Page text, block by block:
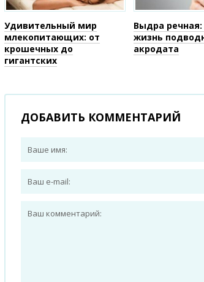
Удивительный мир
млекопитающих: от
крошечных до
гигантских
Выдра речная:
жизнь
акродата
ДОБАВИТЬ КОММЕНТАРИЙ